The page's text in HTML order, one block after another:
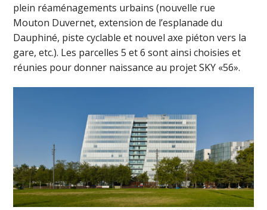
plein réaménagements urbains (nouvelle rue
Mouton Duvernet, extension de l’esplanade du
Dauphiné, piste cyclable et nouvel axe piéton vers la
gare, etc.). Les parcelles 5 et 6 sont ainsi choisies et
réunies pour donner naissance au projet SKY «56».